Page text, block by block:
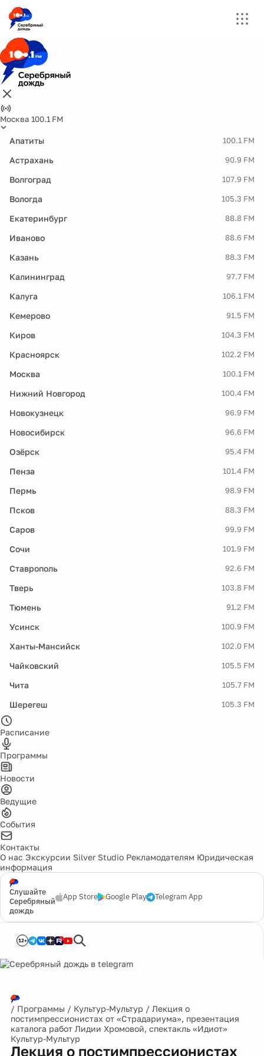
Москва 100.1 FM
Апатиты 100.1 FM
Астрахань 90.9 FM
Волгоград 107.9 FM
Вологда 105.3 FM
Екатеринбург 88.8 FM
Иваново 88.6 FM
Казань 88.3 FM
Калининград 97.7 FM
Калуга 106.1 FM
Кемерово 91.5 FM
Киров 104.3 FM
Красноярск 102.2 FM
Москва 100.1 FM
Нижний Новгород 100.4 FM
Новокузнецк 96.9 FM
Новосибирск 96.6 FM
Озёрск 95.4 FM
Пенза 101.4 FM
Пермь 98.9 FM
Псков 88.3 FM
Саров 99.9 FM
Сочи 101.9 FM
Ставрополь 92.6 FM
Тверь 103.8 FM
Тюмень 91.2 FM
Усинск 100.9 FM
Ханты-Мансийск 102.0 FM
Чайковский 105.5 FM
Чита 105.7 FM
Шерегеш 105.3 FM
Расписание
Программы
Новости
Ведущие
События
Контакты
О нас Экскурсии Silver Studio Рекламодателям Юридическая
информация
Слушайте
Серебряный
дождь
App Store Google Play Telegram App
12+
/ Программы / Культур-Мультур / Лекция о
постимпрессионистах от «Страдариума», презентация
каталога работ Лидии Хромовой, спектакль «Идиот»
Культур-Мультур
Лекция о постимпрессионистах